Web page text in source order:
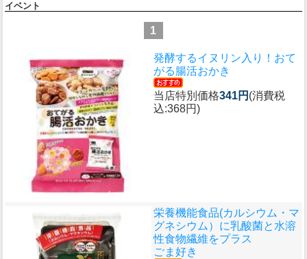
イベント
1
発酵するイヌリン入り！ おて
がる腸活おかき
当店特別価格341円 (消費税
込:368円)
栄養機能食品(カルシウム・マ
グネシウム）に乳酸菌と水溶
性食物繊維をプラス
ごま好き